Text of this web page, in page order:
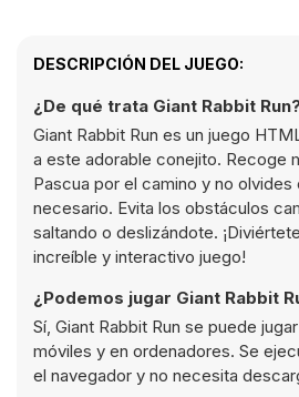
DESCRIPCIÓN DEL JUEGO:
¿De qué trata Giant Rabbit
Giant Rabbit Run es un juego
a este adorable conejito. Recoge
Pascua por el camino y no
necesario. Evita los obstáculos
saltando o deslizándote.
increíble y interactivo juego!
¿Podemos jugar Giant Rabbit
Sí, Giant Rabbit Run se puede
móviles y en ordenadores. Se
el navegador y no necesita